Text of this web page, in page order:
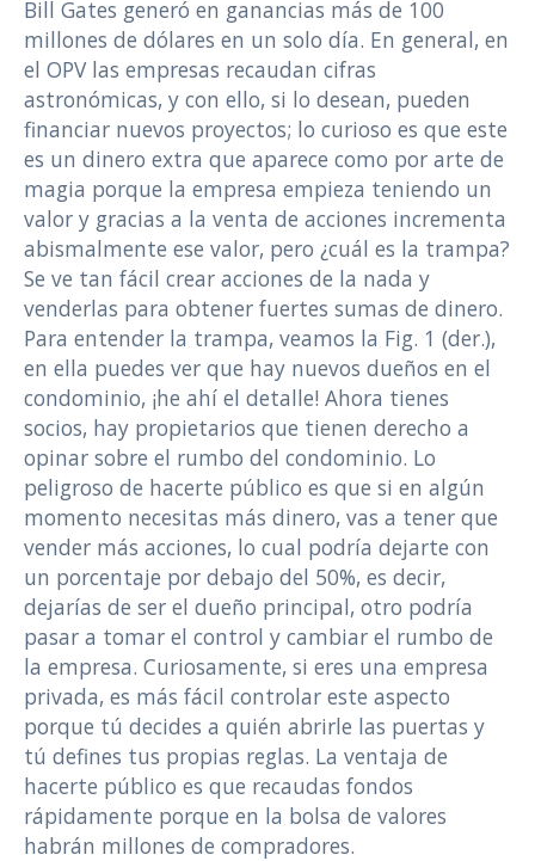
Bill Gates generó en ganancias más de 100
millones de dólares en un solo día. En general, en
el OPV las empresas recaudan cifras
astronómicas, y con ello, si lo desean, pueden
financiar nuevos proyectos; lo curioso es que este
es un dinero extra que aparece como por arte de
magia porque la empresa empieza teniendo un
valor y gracias a la venta de acciones incrementa
abismalmente ese valor, pero ¿cuál es la trampa?
Se ve tan fácil crear acciones de la nada y
venderlas para obtener fuertes sumas de dinero.
Para entender la trampa, veamos la Fig. 1 (der.),
en ella puedes ver que hay nuevos dueños en el
condominio, ¡he ahí el detalle! Ahora tienes
socios, hay propietarios que tienen derecho a
opinar sobre el rumbo del condominio. Lo
peligroso de hacerte público es que si en algún
momento necesitas más dinero, vas a tener que
vender más acciones, lo cual podría dejarte con
un porcentaje por debajo del 50%, es decir,
dejarías de ser el dueño principal, otro podría
pasar a tomar el control y cambiar el rumbo de
la empresa. Curiosamente, si eres una empresa
privada, es más fácil controlar este aspecto
porque tú decides a quién abrirle las puertas y
tú defines tus propias reglas. La ventaja de
hacerte público es que recaudas fondos
rápidamente porque en la bolsa de valores
habrán millones de compradores.